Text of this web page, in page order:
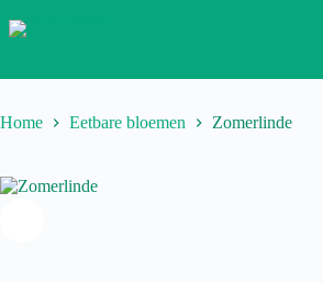
naar
Home Eetbare bloemen Zomerlinde